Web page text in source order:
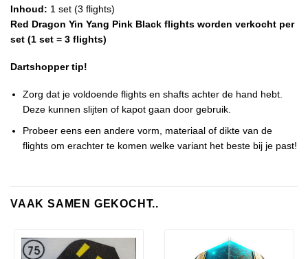
Inhoud: 1 set (3 flights)
Red Dragon Yin Yang Pink Black flights worden verkocht per
set (1 set = 3 flights)
Dartshopper tip!
Zorg dat je voldoende flights en shafts achter de hand hebt.
Deze kunnen slijten of kapot gaan door gebruik.
Probeer eens een andere vorm, materiaal of dikte van de
flights om erachter te komen welke variant het beste bij je past!
VAAK SAMEN GEKOCHT..